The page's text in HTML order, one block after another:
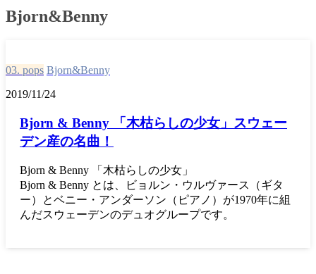
Bjorn&Benny
03. pops Bjorn&Benny
2019/11/24
Bjorn & Benny 「木枯らしの少女」スウェー
デン産の名曲！
Bjorn & Benny 「木枯らしの少女」
Bjorn & Benny とは、ビョルン・ウルヴァース（ギタ
ー）とベニー・アンダーソン（ピアノ）が1970年に組
んだスウェーデンのデュオグループです。